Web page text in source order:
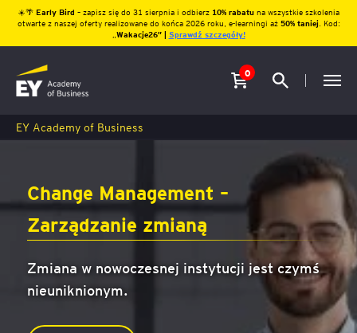
☀️🌴 Early Bird – zapisz się do 31 sierpnia i odbierz10% rabatu na wszystkie szkolenia
otwarte z naszej oferty realizowane do końca 2026 roku, e-learningi aż 50% taniej. Kod:
Wakacje26″ | Sprawdź szczegóły!
0
EY Academy of Business
Change Management –
Zarządzanie zmianą
Zmiana w nowoczesnej instytucji jest czymś
nieuniknionym.